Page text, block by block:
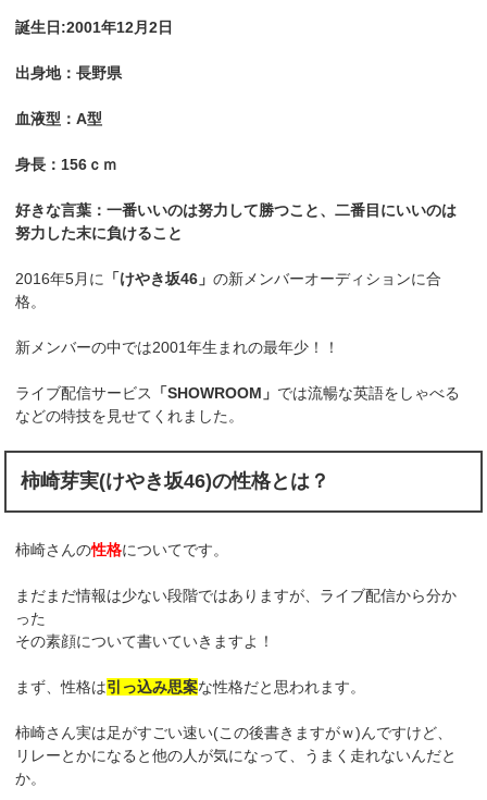
誕生日:2001年12月2日
出身地：長野県
血液型：A型
身長：156ｃｍ
好きな言葉：一番いいのは努力して勝つこと、二番目にいいのは
努力した末に負けること
2016年5月に 「けやき坂46」の新メンバーオーディションに合
格。
新メンバーの中では2001年生まれの最年少！！
ライブ配信サービス 「SHOWROOM」 では流暢な英語をしゃべる
などの特技を見せてくれました。
柿崎芽実(けやき坂46)の性格とは？
柿崎さんの性格についてです。
まだまだ情報は少ない段階ではありますが、ライブ配信から分か
った
その素顔について書いていきますよ！
まず、性格は引っ込み思案な性格だと思われます。
柿崎さん実は足がすごい速い(この後書きますがｗ)んですけど、
リレーとかになると他の人が気になって、うまく走れないんだと
か。